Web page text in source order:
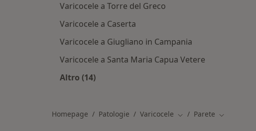
Varicocele a Torre del Greco
Varicocele a Caserta
Varicocele a Giugliano in Campania
Varicocele a Santa Maria Capua Vetere
Altro (14)
Homepage Patologie Varicocele Cambia città
Parete Cambia città